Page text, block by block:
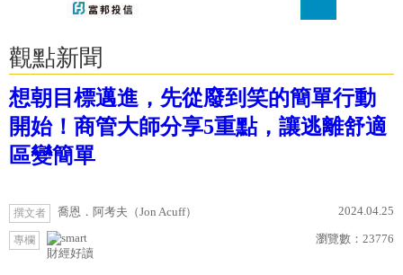
觀點新聞
想朝目標邁進，先從廢到笑的簡單行動
開始！商管大師分享5重點，讓逃離舒適
區變簡單
撰文者 喬恩．阿考夫（Jon Acuff） 2024.04.25
專欄
財經好讀
瀏覽數： 23776